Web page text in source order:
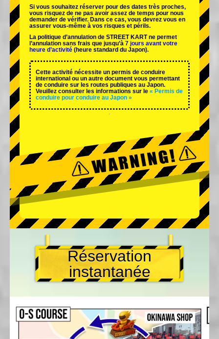
Si vous souhaitez réserver pour des dates très proches,
vous risquez de ne pas avoir assez de temps pour nous
demander de vérifier. Dans ce cas, vous devrez vous en
assurer vous-même à vos risques et périls.
La politique d’annulation de STREET KART ne permet
l’annulation sans frais que jusqu’à 7 jours avant votre
heure d’activité (heure standard du Japon).
Cette activité nécessite un permis de conduire
international ou un autre document vous permettant
de conduire sur les routes publiques au Japon.
Veuillez consulter les informations sur le « Permis de
conduire pour conduire au Japon »
Réservation
instantanée